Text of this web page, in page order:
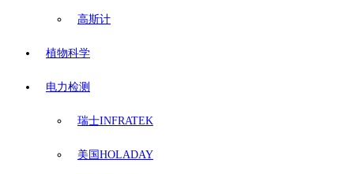
高斯计
植物科学
电力检测
瑞士INFRATEK
美国HOLADAY